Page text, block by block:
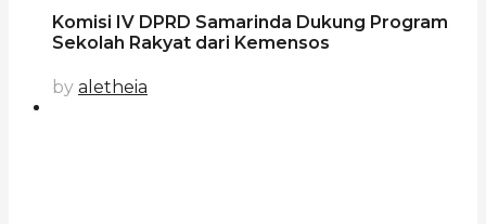
Komisi IV DPRD Samarinda Dukung Program
Sekolah Rakyat dari Kemensos
by aletheia